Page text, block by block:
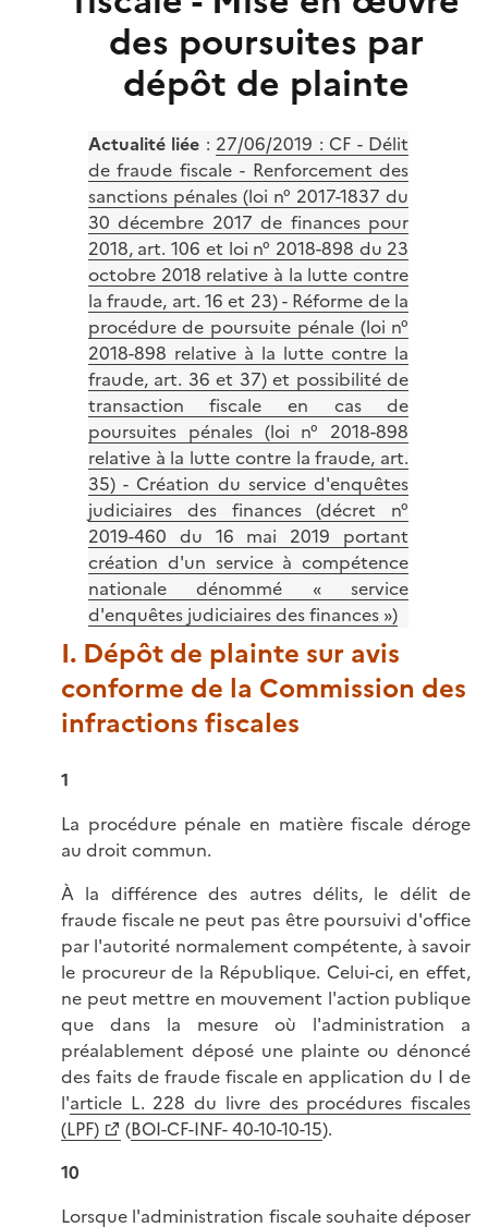
des poursuites par
dépôt de plainte
Actualité liée : 27/06/2019 : CF - Délit
de fraude fiscale - Renforcement des
sanctions pénales (loi n° 2017-1837 du
30 décembre 2017 de finances pour
2018, art. 106 et loi n° 2018-898 du 23
octobre 2018 relative à la lutte contre
la fraude, art. 16 et 23) - Réforme de la
procédure de poursuite pénale (loi n°
2018-898 relative à la lutte contre la
fraude, art. 36 et 37) et possibilité de
transaction fiscale en cas de
poursuites pénales (loi n° 2018-898
relative à la lutte contre la fraude, art.
35) - Création du service d'enquêtes
judiciaires des finances (décret n°
2019-460 du 16 mai 2019 portant
création d'un service à compétence
nationale dénommé « service
d'enquêtes judiciaires des finances »)
I. Dépôt de plainte sur avis
conforme de la Commission des
infractions fiscales
1
La procédure pénale en matière fiscale déroge
au droit commun.
À la différence des autres délits, le délit de
fraude fiscale ne peut pas être poursuivi d'office
par l'autorité normalement compétente, à savoir
le procureur de la République. Celui-ci, en effet,
ne peut mettre en mouvement l'action publique
que dans la mesure où l'administration a
préalablement déposé une plainte ou dénoncé
des faits de fraude fiscale en application du I de
l'article L. 228 du livre des procédures fiscales
(LPF)
(BOI-CF-INF- 40-10-10-15).
10
Lorsque l'administration fiscale souhaite déposer